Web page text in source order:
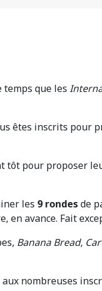
temps que les
êtes inscrits pour
tôt pour proposer
les 9 rondesde
avance. Fait
Banana Bread,
nombreuses